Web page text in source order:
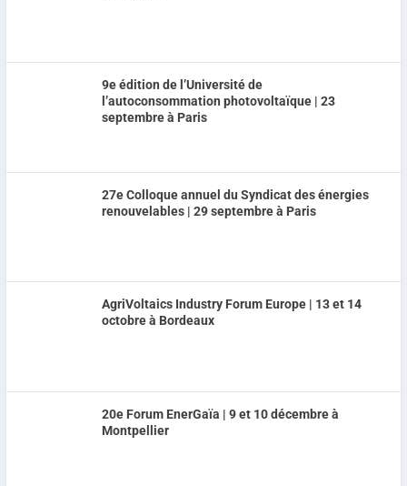
9e édition de l’Université de
l’autoconsommation photovoltaïque | 23
septembre à Paris
27e Colloque annuel du Syndicat des énergies
renouvelables | 29 septembre à Paris
AgriVoltaics Industry Forum Europe | 13 et 14
octobre à Bordeaux
20e Forum EnerGaïa | 9 et 10 décembre à
Montpellier